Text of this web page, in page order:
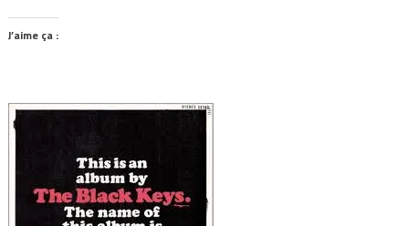
J’aime ça :